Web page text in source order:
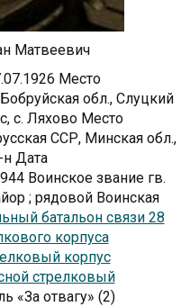
Матвеевич
Место
обл., Слуцкий
с. Ляхово Место
ССР, Минская обл.,
н Дата
Воинское звание гв.
; рядовой Воинская
батальон связи 28
корпуса
корпус
стрелковый
«За отвагу» (2)